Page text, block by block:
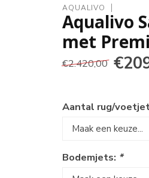
AQUALIVO
Aqualivo
met
€2.420,00
Aantal rug/
Bodemjets: *